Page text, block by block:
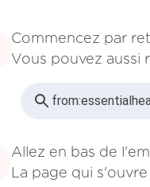
Commencez par
Vous pouvez aussi
from:
Allez en bas de
La page qui